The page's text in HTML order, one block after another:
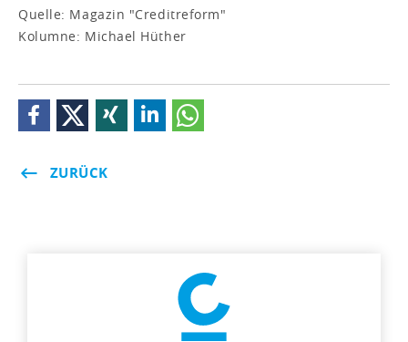
Quelle: Magazin "Creditreform"
Kolumne: Michael Hüther
ZURÜCK